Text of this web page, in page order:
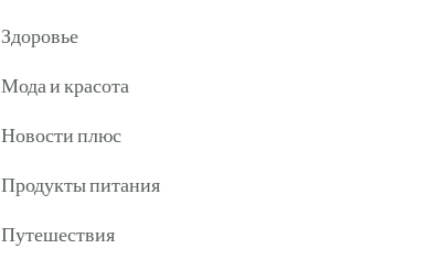
Здоровье
Мода и красота
Новости плюс
Продукты питания
Путешествия